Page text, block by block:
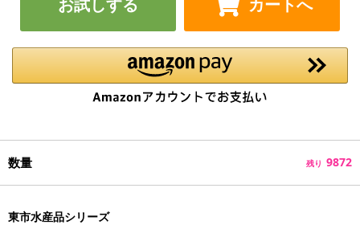
お試しする カートへ
数量 残り 9872
東市水産品シリーズ